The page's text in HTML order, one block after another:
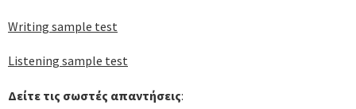
Writing sample test
Listening sample test
Δείτε τις σωστές απαντήσεις: